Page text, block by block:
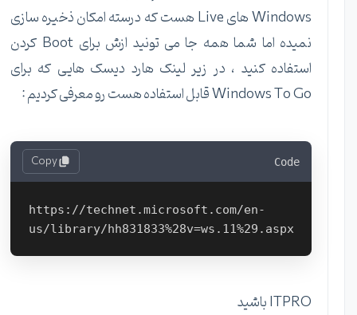
Windows های Live هست که درسته امکان ذخیره سازی
نمیده اما شما همه جا می تونید ازش برای Boot کردن
استفاده کنید ، در زیر لینک هارد دیسک هایی که برای
Windows To Go قابل استفاده هست رو معرفی کردیم :
Code
Copy
https://technet.microsoft.com/en-
ITPRO باشید